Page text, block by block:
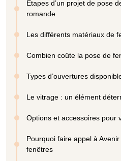
Étapes d’un projet de pose
romande
Les différents matériaux de
Combien coûte la pose de
Types d’ouvertures
Le vitrage : un élément
Options et accessoires pour
Pourquoi faire appel à
fenêtres